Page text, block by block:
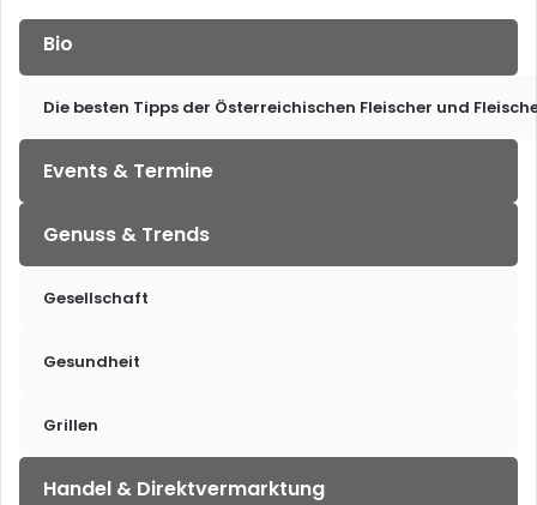
Bio
Die besten Tipps der Österreichischen Fleischer und
Events & Termine
Genuss & Trends
Gesellschaft
Gesundheit
Grillen
Handel & Direktvermarktung